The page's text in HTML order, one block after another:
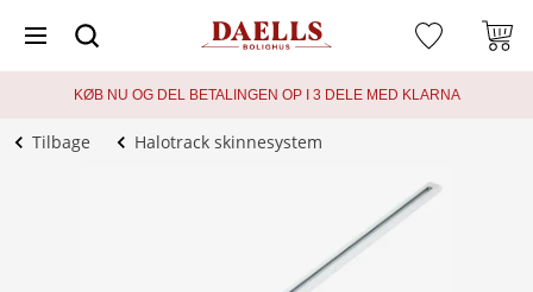
KØB NU OG DEL BETALINGEN OP I 3 DELE MED KLARNA
Tilbage Halotrack skinnesystem